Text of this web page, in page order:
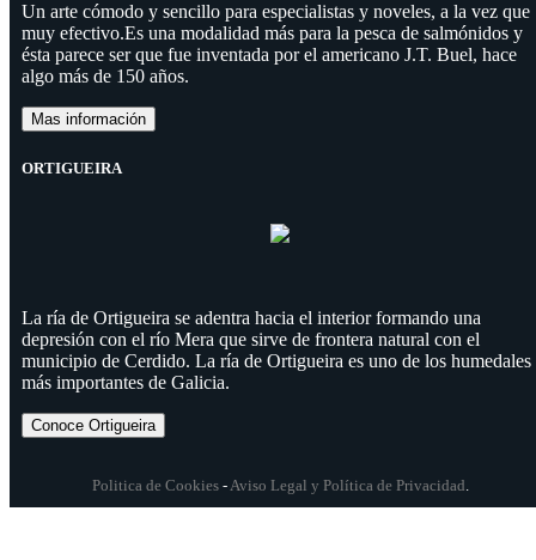
Un arte cómodo y sencillo para especialistas y noveles, a la vez que
muy efectivo.Es una modalidad más para la pesca de salmónidos y
ésta parece ser que fue inventada por el americano J.T. Buel, hace
algo más de 150 años.
Mas información
ORTIGUEIRA
La ría de Ortigueira se adentra hacia el interior formando una
depresión con el río Mera que sirve de frontera natural con el
municipio de Cerdido. La ría de Ortigueira es uno de los humedales
más importantes de Galicia.
Conoce Ortigueira
Politica de Cookies- Aviso Legal y Política de Privacidad